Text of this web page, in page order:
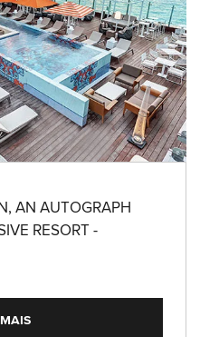
AN AUTOGRAPH
RESORT -